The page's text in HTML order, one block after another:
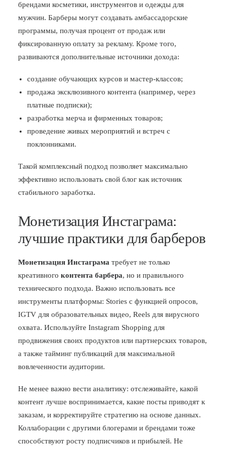
брендами косметики, инструментов и одежды для
мужчин. Барберы могут создавать амбассадорские
программы, получая процент от продаж или
фиксированную оплату за рекламу. Кроме того,
развиваются дополнительные источники дохода:
создание обучающих курсов и мастер-классов;
продажа эксклюзивного контента (например, через
платные подписки);
разработка мерча и фирменных товаров;
проведение живых мероприятий и встреч с
поклонниками.
Такой комплексный подход позволяет максимально
эффективно использовать свой блог как источник
стабильного заработка.
Монетизация Инстаграма:
лучшие практики для барберов
Монетизация Инстаграма требует не только
креативного контента барбера, но и правильного
технического подхода. Важно использовать все
инструменты платформы: Stories с функцией опросов,
IGTV для образовательных видео, Reels для вирусного
охвата. Используйте Instagram Shopping для
продвижения своих продуктов или партнерских товаров,
а также тайминг публикаций для максимальной
вовлеченности аудитории.
Не менее важно вести аналитику: отслеживайте, какой
контент лучше воспринимается, какие посты приводят к
заказам, и корректируйте стратегию на основе данных.
Коллаборации с другими блогерами и брендами тоже
способствуют росту подписчиков и прибылей. Не